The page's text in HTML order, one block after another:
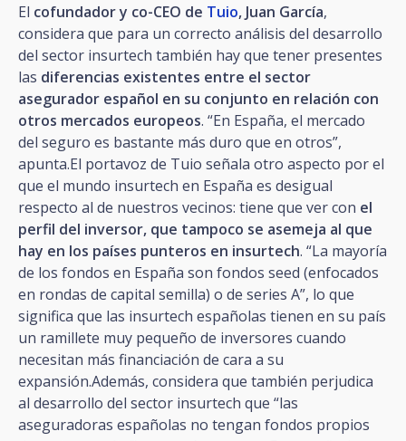
El cofundador y co-CEO de Tuio, Juan García,
considera que para un correcto análisis del desarrollo
del sector insurtech también hay que tener presentes
las diferencias existentes entre el sector
asegurador español en su conjunto en relación con
otros mercados europeos. “En España, el mercado
del seguro es bastante más duro que en otros”,
apunta.El portavoz de Tuio señala otro aspecto por el
que el mundo insurtech en España es desigual
respecto al de nuestros vecinos: tiene que ver con el
perfil del inversor, que tampoco se asemeja al que
hay en los países punteros en insurtech. “La mayoría
de los fondos en España son fondos seed (enfocados
en rondas de capital semilla) o de series A”, lo que
significa que las insurtech españolas tienen en su país
un ramillete muy pequeño de inversores cuando
necesitan más financiación de cara a su
expansión.Además, considera que también perjudica
al desarrollo del sector insurtech que “las
aseguradoras españolas no tengan fondos propios